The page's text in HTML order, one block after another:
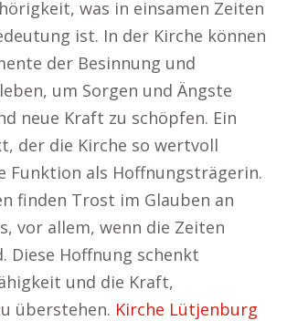
was in einsamen Zeiten
ist. In der Kirche können
der Besinnung und
um Sorgen und Ängste
neue Kraft zu schöpfen. Ein
der die Kirche so wertvoll
Funktion als Hoffnungsträgerin.
finden Trost im Glauben an
vor allem, wenn die Zeiten
Diese Hoffnung schenkt
und die Kraft,
überstehen. Kirche Lütjenburg